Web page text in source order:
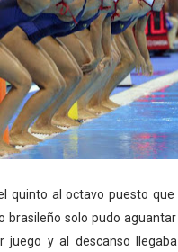
al octavo puesto que
brasileño solo pudo
y al descanso